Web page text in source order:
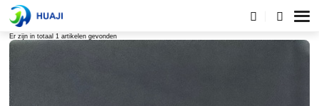
Tagslijst
Er zijn in totaal 1 artikelen gevonden